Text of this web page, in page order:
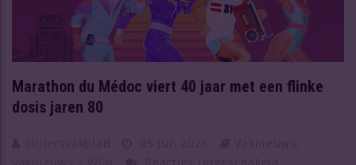
Marathon du Médoc viert 40 jaar met een flinke
dosis jaren 80